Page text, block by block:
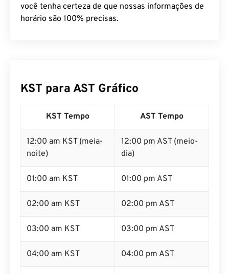
você tenha certeza de que nossas informações de
horário são 100% precisas.
KST para AST Gráfico
KST Tempo AST Tempo
12:00 am KST (meia-
noite)
12:00 pm AST (meio-
dia)
01:00 am KST 01:00 pm AST
02:00 am KST 02:00 pm AST
03:00 am KST 03:00 pm AST
04:00 am KST 04:00 pm AST